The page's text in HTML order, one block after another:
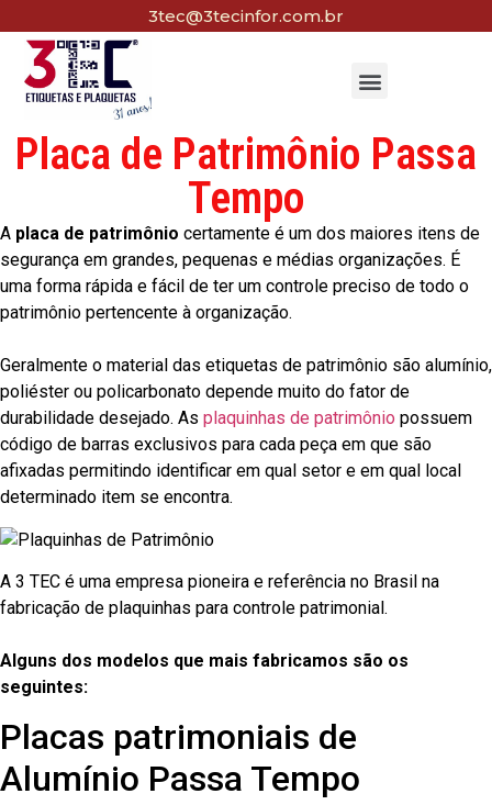
3tec@3tecinfor.com.br
Placa de Patrimônio Passa
Tempo
A placa de patrimônio certamente é um dos maiores itens de
segurança em grandes, pequenas e médias organizações. É
uma forma rápida e fácil de ter um controle preciso de todo o
patrimônio pertencente à organização.
Geralmente o material das etiquetas de patrimônio são alumínio,
poliéster ou policarbonato depende muito do fator de
durabilidade desejado. As plaquinhas de patrimônio possuem
código de barras exclusivos para cada peça em que são
afixadas permitindo identificar em qual setor e em qual local
determinado item se encontra.
A 3 TEC é uma empresa pioneira e referência no Brasil na
fabricação de plaquinhas para controle patrimonial.
Alguns dos modelos que mais fabricamos são os
seguintes:
Placas patrimoniais de
Alumínio Passa Tempo